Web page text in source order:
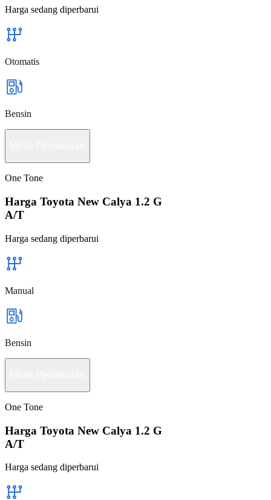
Harga sedang diperbarui
Otomatis
Bensin
One Tone
Harga Toyota New Calya 1.2 G
A/T
Harga sedang diperbarui
Manual
Bensin
One Tone
Harga Toyota New Calya 1.2 G
A/T
Harga sedang diperbarui